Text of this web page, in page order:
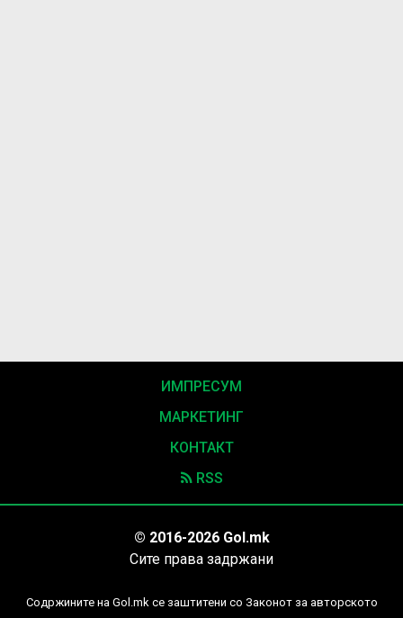
ИМПРЕСУМ
МАРКЕТИНГ
КОНТАКТ
RSS
© 2016-2026 Gol.mk
Сите права задржани
Содржините на Gol.mk се заштитени со Законот за авторското